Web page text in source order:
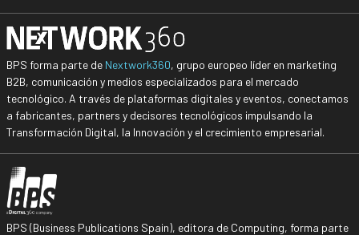
BPS forma parte de Nextwork360, grupo europeo líder en marketing
B2B, comunicación y medios especializados para el mercado
tecnológico. A través de plataformas digitales y eventos, conectamos
a fabricantes, partners y decisores tecnológicos impulsando la
Transformación Digital, la Innovación y el crecimiento empresarial.
BPS (Business Publications Spain), editora de Computing, forma parte